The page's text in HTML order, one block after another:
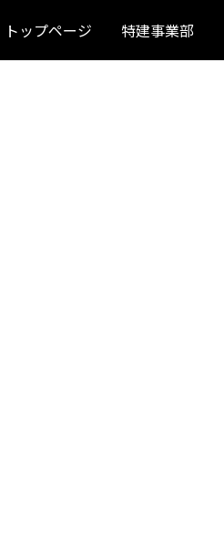
トップページ 特建事業部